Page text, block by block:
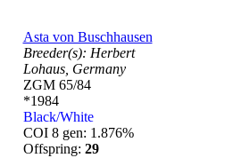
Asta von Buschhausen
Breeder(s): Herbert
Lohaus, Germany
ZGM 65/84
*1984
Black/White
COI 8 gen: 1.876%
Offspring: 29